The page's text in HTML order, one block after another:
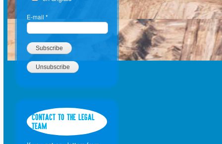
E-mail *
CONTACT TO THE LEGAL
TEAM